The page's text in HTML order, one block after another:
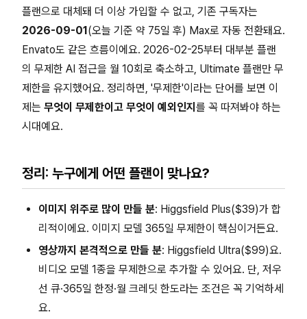
플랜으로 대체돼 더 이상 가입할 수 없고, 기존 구독자는
2026-09-01 (오늘 기준 약 75일 후) Max로 자동 전환돼요.
Envato도 같은 흐름이에요. 2026-02-25부터 대부분 플랜
의 무제한 AI 접근을 월 10회로 축소하고, Ultimate 플랜만 무
제한을 유지했어요. 정리하면, '무제한'이라는 단어를 보면 이
제는 무엇이 무제한이고 무엇이 예외인지 를 꼭 따져봐야 하는
시대예요.
정리: 누구에게 어떤 플랜이 맞나요?
이미지 위주로 많이 만들 분: Higgsfield Plus($39)가 합
리적이에요. 이미지 모델 365일 무제한이 핵심이거든요.
영상까지 본격적으로 만들 분: Higgsfield Ultra($99)요.
비디오 모델 1종을 무제한으로 추가할 수 있어요. 단, 저우
선 큐·365일 한정·월 크레딧 한도라는 조건은 꼭 기억하세
요.